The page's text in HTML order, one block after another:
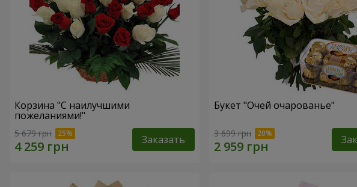
Корзина "С наилучшими
пожеланиями!"
5 679 грн Заказать
Букет "Очей очарованье"
3 699 грн